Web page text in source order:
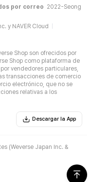
por correo 2022-Seong
y NAVER Cloud
Shop son ofrecidos por
Shop como plataforma de
vendedores particulares,
transacciones de comercio
electrónico, que no se
relativas a los
Descargar la App
(Weverse Japan Inc. &